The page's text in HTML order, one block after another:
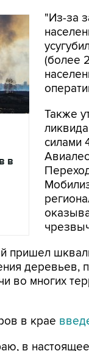
в
"Из-за
(более
Также
силами
пришел
деревьев,
во многих
в крае
в